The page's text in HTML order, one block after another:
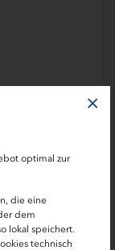
optimal zur
die eine
dem
lokal speichert.
technisch
×
Effiziente
[261]